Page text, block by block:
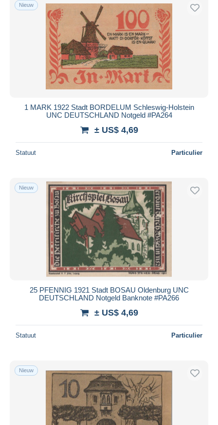
Nieuw
1 MARK 1922 Stadt BORDELUM Schleswig-Holstein
UNC DEUTSCHLAND Notgeld #PA264
± US$ 4,69
Statuut Particulier
Nieuw
25 PFENNIG 1921 Stadt BOSAU Oldenburg UNC
DEUTSCHLAND Notgeld Banknote #PA266
± US$ 4,69
Statuut Particulier
Nieuw